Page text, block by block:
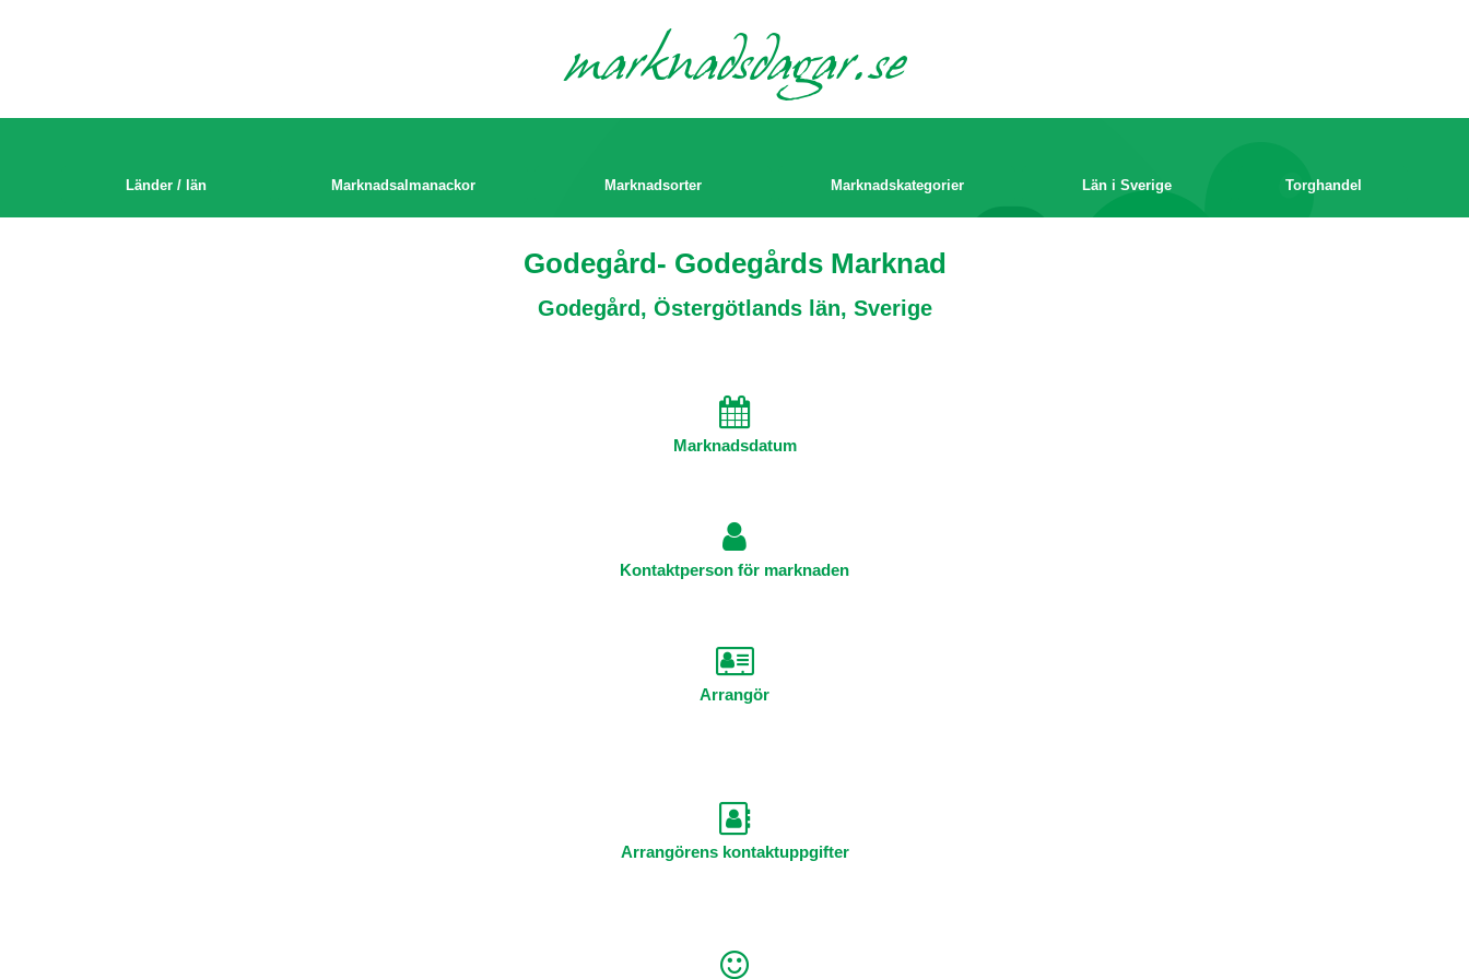
marknadsdagar.se
Länder / län Marknadsalmanackor Marknadsorter Marknadskategorier Län i Sverige Torghandel
Godegård- Godegårds Marknad
Godegård, Östergötlands län, Sverige
Marknadsdatum
Kontaktperson för marknaden
Arrangör
Arrangörens kontaktuppgifter